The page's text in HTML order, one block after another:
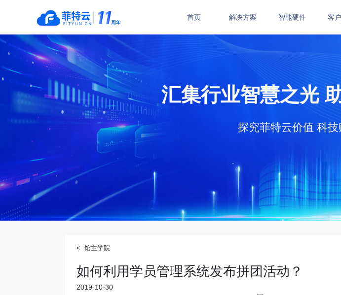
首页 解决方案
瑜伽管理系统
普拉提管理系统
功能介绍
在线订购
功能介绍
在线订购
健身房管理系统
功能介绍
在线订购
智能硬件 客
汇集行业智慧之光
探究菲特云价值 科
< 馆主学院
如何利用学员管理系统发布拼团活动？
2019-10-30